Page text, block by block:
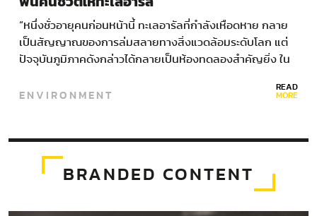
“หนึ่งชั่วอายุคนก่อนหน้านี้ ทะเลอารัลที่กำลังเหือดหาย กลาย
เป็นสัญญาณของการล่มสลายทางสิ่งแวดล้อมระดับโลก แต่
ปัจจุบันภูมิภาคดังกล่าวได้กลายเป็นห้องทดลองสำคัญยิ่ง ใน
หยัดอยู่กับทะเลผืนนี้” ย้อนหลังไปเมื่อปี…
ENVIRONMENT READ
MORE
BRANDED CONTENT